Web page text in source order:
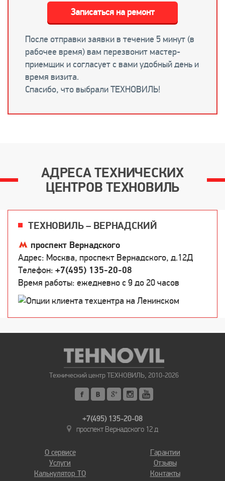
После отправки заявки в течение 5 минут (в
рабочее время) вам перезвонит мастер-
приемщик и согласует с вами удобный день и
время визита.
Спасибо, что выбрали ТЕХНОВИЛЬ!
Записаться на ремонт
АДРЕСА ТЕХНИЧЕСКИХ
ЦЕНТРОВ ТЕХНОВИЛЬ
ТЕХНОВИЛЬ – ВЕРНАДСКИЙ
проспект Вернадского
Адрес: Москва, проспект Вернадского, д.12Д
Телефон: +7(495) 135-20-08
Время работы: ежедневно c 9 до 20 часов
Технический центр ТЕХНОВИЛЬ, 2010-2026
+7(495) 135-20-08
проспект Вернадского 12 д
О сервисе
Услуги
Калькулятор ТО
Гарантии
Отзывы
Контакты